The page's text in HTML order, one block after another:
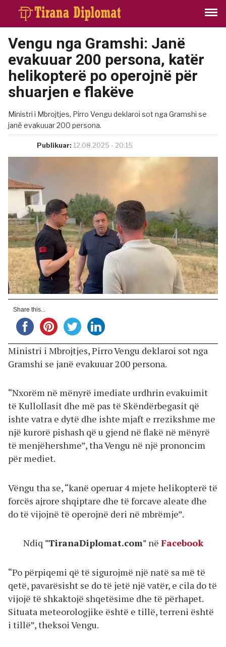
Vengu nga Gramshi: Janë
evakuuar 200 persona, katër
helikopterë po operojnë për
shuarjen e flakëve
Ministri i Mbrojtjes, Pirro Vengu deklaroi sot nga Gramshi se
janë evakuuar 200 persona.
Publikuar: 12.08.2025 - 20:15
Share this...
Ministri i Mbrojtjes, Pirro Vengu deklaroi sot nga
Gramshi se janë evakuuar 200 persona.
“Nxorëm në mënyrë imediate urdhrin evakuimit
të Kullollasit dhe më pas të Skëndërbegasit që
ishte vatra e dytë dhe ishte mjaft e rrezikshme me
një kurorë pishash që u gjend në flakë në mënyrë
të menjëhershme”, tha Vengu në një prononcim
për mediet.
Vëngu tha se, “kanë operuar 4 mjete helikopterë të
forcës ajrore shqiptare dhe të forcave aleate dhe
do të vijojnë të operojnë deri në mbrëmje”.
Ndiq "TiranaDiplomat.com" në Facebook
“Po përpiqemi që të sigurojmë një natë sa më të
qetë, pavarësisht se do të jetë një vatër, e cila do të
vijojë të shkaktojë shqetësime dhe të përhapet.
Situata meteorologjike është e tillë, terreni është
i tillë”, theksoi Vengu.